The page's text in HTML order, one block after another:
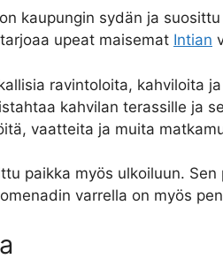
kaupungin sydän ja
upeat maisemat Intian
ravintoloita, kahviloita
kahvilan terassille ja
vaatteita ja muita
paikka myös ulkoiluun.
varrella on myös